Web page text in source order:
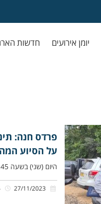
יומן אירועים חדשות
פרדס חנה:
על הסיוע
היום (שני) בשעה 10:45 התקבלה קריאה במוקד ידידים אודות תינוקת כבת שבועיים, שננעלה בשגגה ברכב לעיני אמהּ, ברחוב אחוזה בפרדס